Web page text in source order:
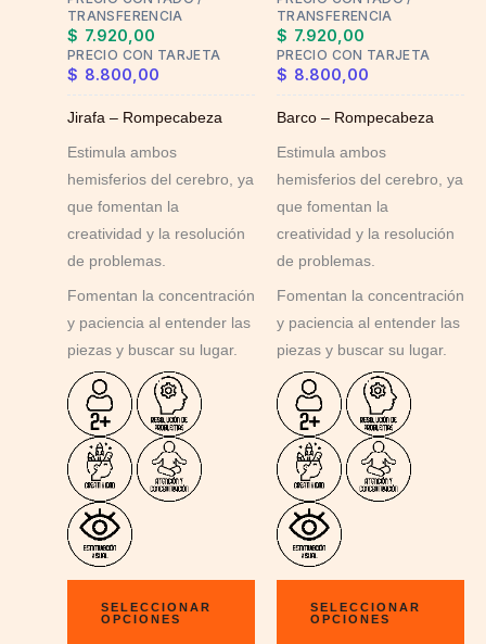
TRANSFERENCIA
$ 7.920,00
PRECIO CON TARJETA
$ 8.800,00
Jirafa – Rompecabeza
Estimula ambos
hemisferios del cerebro, ya
que fomentan la
creatividad y la resolución
de problemas.
Fomentan la concentración
y paciencia al entender las
piezas y buscar su lugar.
SELECCIONAR
OPCIONES
chosen
on
the
product
TRANSFERENCIA
$ 7.920,00
PRECIO CON TARJETA
$ 8.800,00
Barco – Rompecabeza
Estimula ambos
hemisferios del cerebro, ya
que fomentan la
creatividad y la resolución
de problemas.
Fomentan la concentración
y paciencia al entender las
piezas y buscar su lugar.
SELECCIONAR
OPCIONES
chosen
on
the
product